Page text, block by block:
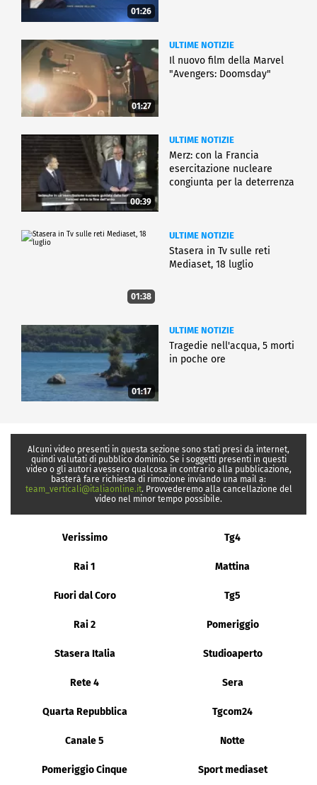
01:26
01:27
ULTIME NOTIZIE
Il nuovo film della Marvel
"Avengers: Doomsday"
00:39
ULTIME NOTIZIE
Merz: con la Francia
esercitazione nucleare
congiunta per la deterrenza
01:38
ULTIME NOTIZIE
Stasera in Tv sulle reti
Mediaset, 18 luglio
01:17
ULTIME NOTIZIE
Tragedie nell'acqua, 5 morti
in poche ore
Alcuni video presenti in questa sezione sono stati presi da internet,
quindi valutati di pubblico dominio. Se i soggetti presenti in questi
video o gli autori avessero qualcosa in contrario alla pubblicazione,
basterà fare richiesta di rimozione inviando una mail a:
team_verticali@italiaonline.it. Provvederemo alla cancellazione del
video nel minor tempo possibile.
Verissimo Tg4
Rai 1 Mattina
Fuori dal Coro Tg5
Rai 2 Pomeriggio
Stasera Italia Studioaperto
Rete 4 Sera
Quarta Repubblica Tgcom24
Canale 5 Notte
Pomeriggio Cinque Sport mediaset